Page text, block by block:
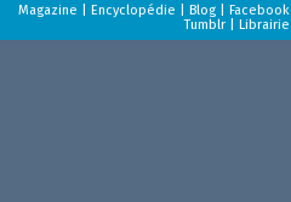
Magazine |Encyclopédie |Blog |Facebook
Tumblr |Librairie